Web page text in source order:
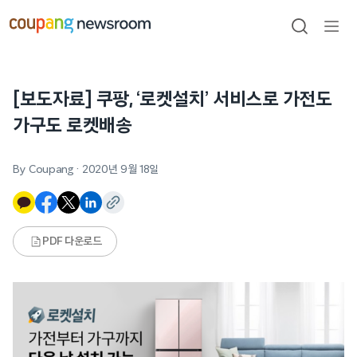
건너뛰기
검색
[보도자료] 쿠팡, ‘로켓설치’ 서비스로 가전도
가구도 로켓배송
By Coupang · 2020년 9월 18일
PDF 다운로드